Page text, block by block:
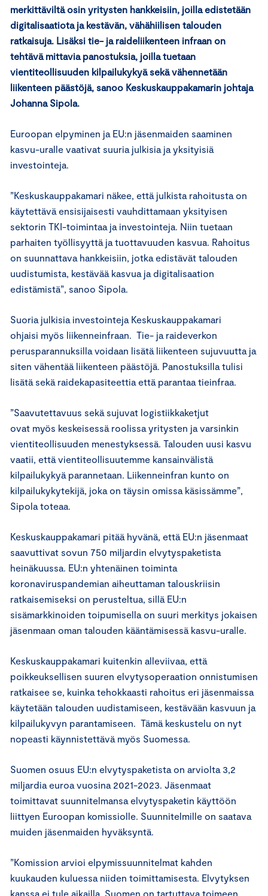
merkittäviltä osin yritysten hankkeisiin, joilla edistetään
digitalisaatiotaja kestävän, vähähiilisen talouden
ratkaisuja. Lisäksi tie- ja raideliikenteen infraan on
tehtävämittaviapanostuksia, joillatuetaan
vientiteollisuuden kilpailukykyä sekävähennetään
liikenteen päästöjä, sanoo Keskuskauppakamarin johtaja
Johanna Sipola.
Euroopan elpyminen ja EU:n jäsenmaiden saaminen
kasvu-uralle vaativat suuria julkisia ja yksityisiä
investointeja.
”Keskuskauppakamari näkee, että julkista rahoitusta on
käytettävä ensisijaisesti vauhdittamaan yksityisen
sektorin TKI-toimintaa ja investointeja. Niin tuetaan
parhaiten työllisyyttä ja tuottavuuden kasvua. Rahoitus
on suunnattava hankkeisiin, jotka edistävät talouden
uudistumista, kestävää kasvua ja digitalisaation
edistämistä”, sanoo Sipola.
Suoria julkisia investointeja Keskuskauppakamari
ohjaisi myös liikenneinfraan. Tie- ja raideverkon
perusparannuksilla voidaan lisätä liikenteen sujuvuutta ja
siten vähentää liikenteen päästöjä. Panostuksilla tulisi
lisätä sekä raidekapasiteettia että parantaa tieinfraa.
”Saavutettavuus sekä sujuvat logistiikkaketjut
ovat myös keskeisessä roolissa yritysten ja varsinkin
vientiteollisuuden menestyksessä. Talouden uusi kasvu
vaatii, että vientiteollisuutemme kansainvälistä
kilpailukykyä parannetaan. Liikenneinfran kunto on
kilpailukykytekijä, joka on täysin omissa käsissämme”,
Sipola toteaa.
Keskuskauppakamari pitää hyvänä, että EU:n jäsenmaat
saavuttivat sovun 750 miljardin elvytyspaketista
heinäkuussa. EU:n yhtenäinen toiminta
koronaviruspandemian aiheuttaman talouskriisin
ratkaisemiseksi on perusteltua, sillä EU:n
sisämarkkinoiden toipumisella on suuri merkitys jokaisen
jäsenmaan oman talouden kääntämisessä kasvu-uralle.
Keskuskauppakamari kuitenkin alleviivaa, että
poikkeuksellisen suuren elvytysoperaation onnistumisen
ratkaisee se, kuinka tehokkaasti rahoitus eri jäsenmaissa
käytetään talouden uudistamiseen, kestävään kasvuun ja
kilpailukyvyn parantamiseen. Tämä keskustelu on nyt
nopeasti käynnistettävä myös Suomessa.
Suomen osuus EU:n elvytyspaketista on arviolta 3,2
miljardia euroa vuosina 2021-2023. Jäsenmaat
toimittavat suunnitelmansa elvytyspaketin käyttöön
liittyen Euroopan komissiolle. Suunnitelmille on saatava
muiden jäsenmaiden hyväksyntä.
”Komission arvioi elpymissuunnitelmat kahden
kuukauden kuluessa niiden toimittamisesta. Elvytyksen
kanssa ei tule aikailla. Suomen on tartuttava toimeen